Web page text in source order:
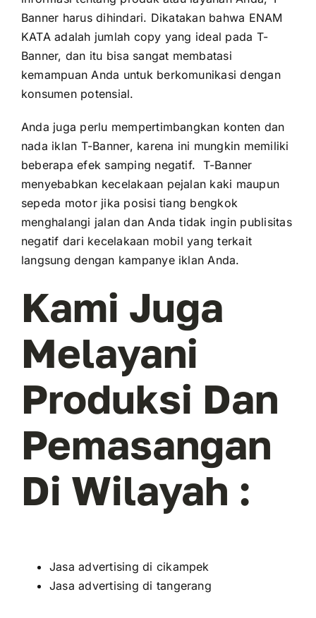
Banner harus dihindari. Dikatakan bahwa ENAM
KATA adalah jumlah copy yang ideal pada T-
Banner, dan itu bisa sangat membatasi
kemampuan Anda untuk berkomunikasi dengan
konsumen potensial.
Anda juga perlu mempertimbangkan konten dan
nada iklan T-Banner, karena ini mungkin memiliki
beberapa efek samping negatif. T-Banner
menyebabkan kecelakaan pejalan kaki maupun
sepeda motor jika posisi tiang bengkok
menghalangi jalan dan Anda tidak ingin publisitas
negatif dari kecelakaan mobil yang terkait
langsung dengan kampanye iklan Anda.
Kami Juga
Melayani
Produksi Dan
Pemasangan
Di Wilayah :
Jasa advertising di cikampek
Jasa advertising di tangerang